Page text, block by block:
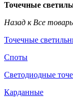
Точечные
Назад к Все
Точечные
Споты
Светодиодные
Карданные